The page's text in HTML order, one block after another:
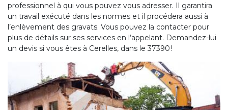
professionnel à qui vous pouvez vous adresser. Il garantira
un travail exécuté dans les normes et il procédera aussi à
l’enlèvement des gravats. Vous pouvez la contacter pour
plus de détails sur ses services en l’appelant. Demandez-lui
un devis si vous êtes à Cerelles, dans le 37390 !